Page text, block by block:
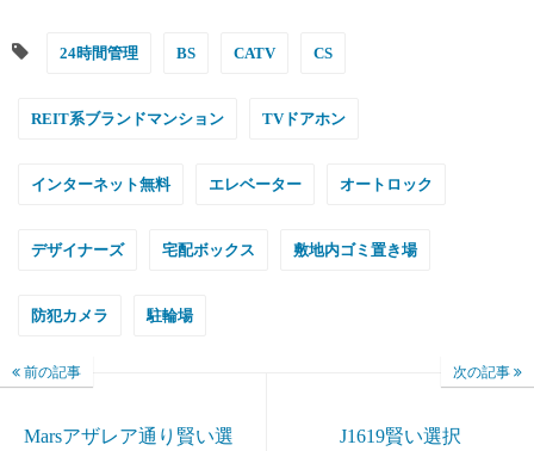
24時間管理 BS CATV CS
REIT系ブランドマンション TVドアホン
インターネット無料 エレベーター オートロック
デザイナーズ 宅配ボックス 敷地内ゴミ置き場
防犯カメラ 駐輪場
前の記事
Marsアザレア通り賢い選
次の記事
J1619賢い選択